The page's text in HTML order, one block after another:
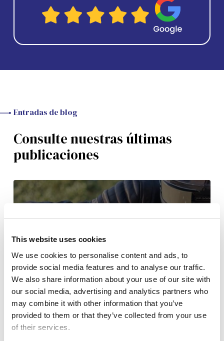
This website uses cookies
We use cookies to personalise content and ads, to
provide social media features and to analyse our traffic.
We also share information about your use of our site with
our social media, advertising and analytics partners who
may combine it with other information that you’ve
provided to them or that they’ve collected from your use
of their services.
Entradas de blog
Consulte nuestras últimas
publicaciones
Accidentes De Moto
Leyes de Texas sobre el
uso del casco para